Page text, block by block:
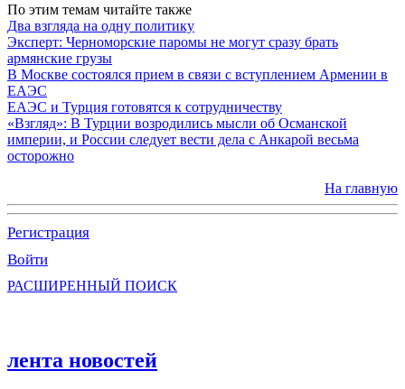
По этим темам читайте также
Два взгляда на одну политику
Эксперт: Черноморские паромы не могут сразу брать
армянские грузы
В Москве состоялся прием в связи с вступлением Армении в
ЕАЭС
ЕАЭС и Турция готовятся к сотрудничеству
«Взгляд»: В Турции возродились мысли об Османской
империи, и России следует вести дела с Анкарой весьма
осторожно
На главную
Регистрация
Войти
РАСШИРЕННЫЙ ПОИСК
лента новостей